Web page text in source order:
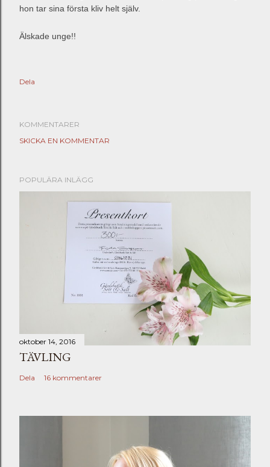
hon tar sina första kliv helt själv.
Älskade unge!!
Dela
KOMMENTARER
SKICKA EN KOMMENTAR
POPULÄRA INLÄGG
oktober 14, 2016
TÄVLING
Dela 16 kommentarer